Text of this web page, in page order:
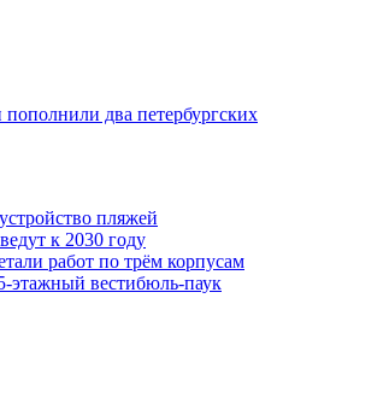
два петербургских
пляжей
к 2030 году
работ по трём корпусам
этажный вестибюль-паук